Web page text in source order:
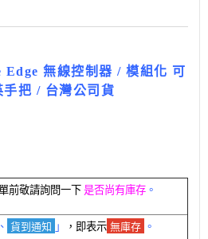
無線控制器 / 模組化 可
手把 / 台灣公司貨
前敬請詢問一下 是否尚有庫存 。
、 貨到通知 」 ，即表示無庫存 。